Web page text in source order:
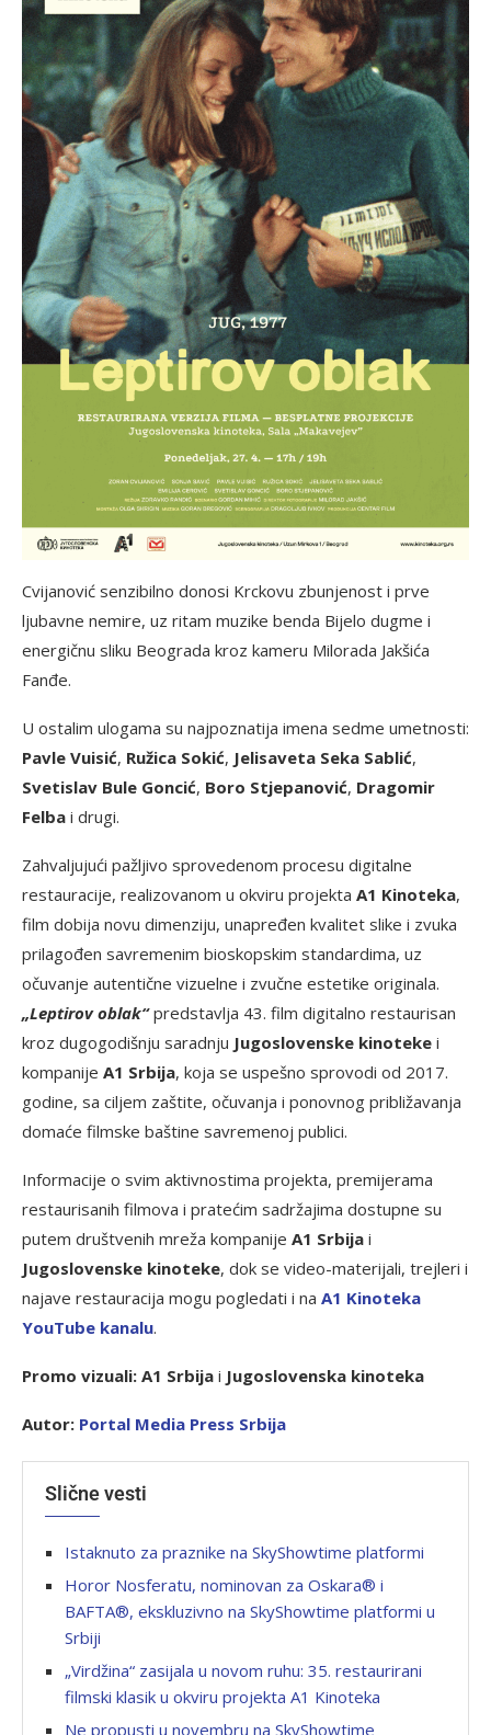
Cvijanović senzibilno donosi Krckovu zbunjenost i prve
ljubavne nemire, uz ritam muzike benda Bijelo dugme i
energičnu sliku Beograda kroz kameru Milorada Jakšića
Fanđe.
U ostalim ulogama su najpoznatija imena sedme umetnosti:
Pavle Vuisić, Ružica Sokić, Jelisaveta Seka Sablić,
Svetislav Bule Goncić, Boro Stjepanović, Dragomir
Felba i drugi.
Zahvaljujući pažljivo sprovedenom procesu digitalne
restauracije, realizovanom u okviru projekta A1 Kinoteka,
film dobija novu dimenziju, unapređen kvalitet slike i zvuka
prilagođen savremenim bioskopskim standardima, uz
očuvanje autentične vizuelne i zvučne estetike originala.
„Leptirov oblak“predstavlja 43. film digitalno restaurisan
kroz dugogodišnju saradnju Jugoslovenske kinoteke i
kompanije A1 Srbija, koja se uspešno sprovodi od 2017.
godine, sa ciljem zaštite, očuvanja i ponovnog približavanja
domaće filmske baštine savremenoj publici.
Informacije o svim aktivnostima projekta, premijerama
restaurisanih filmova i pratećim sadržajima dostupne su
putem društvenih mreža kompanije A1 Srbija i
Jugoslovenske kinoteke, dok se video-materijali, trejleri i
najave restauracija mogu pogledati i na A1 Kinoteka
YouTube kanalu.
Promo vizuali: A1 Srbija i Jugoslovenska kinoteka
Autor: Portal Media Press Srbija
Slične vesti
Istaknuto za praznike na SkyShowtime platformi
Horor Nosferatu, nominovan za Oskara® i
BAFTA®, ekskluzivno na SkyShowtime platformi u
Srbiji
„Virdžina“ zasijala u novom ruhu: 35. restaurirani
filmski klasik u okviru projekta A1 Kinoteka
Ne propusti u novembru na SkyShowtime